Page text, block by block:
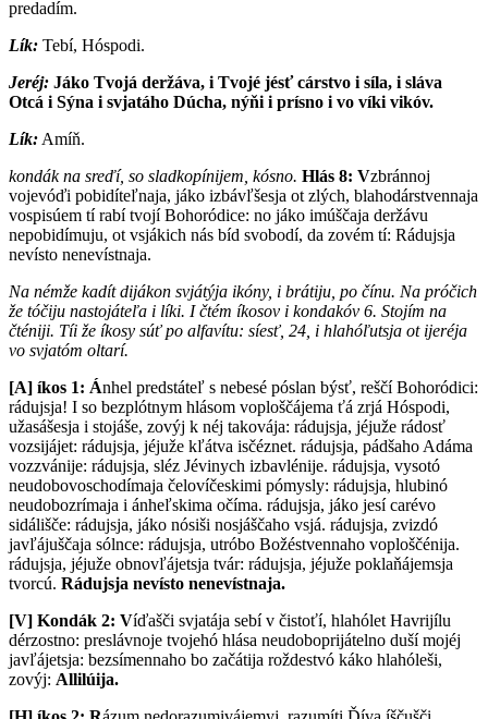
predadím.
Lík: Tebí, Hóspodi.
Jeréj: Jáko Tvojá deržáva, i Tvojé jésť cárstvo i síla, i sláva
Otcá i Sýna i svjatáho Dúcha, nýňi i prísno i vo víki vikóv.
Lík: Amíň.
kondák na sreďí, so sladkopínijem, kósno. Hlás 8: Vzbránnoj
vojevóďi pobidíteľnaja, jáko izbávľšesja ot zlých, blahodárstvennaja
vospisúem tí rabí tvojí Bohoródice: no jáko imúščaja deržávu
nepobidímuju, ot vsjákich nás bíd svobodí, da zovém tí: Rádujsja
nevísto nenevístnaja.
Na némže kadít dijákon svjátýja ikóny, i brátiju, po čínu. Na próčich
že tóčiju nastojáteľa i líki. I čtém íkosov i kondakóv 6. Stojím na
čténiji. Tíi že íkosy súť po alfavítu: síesť, 24, i hlahóľutsja ot ijeréja
vo svjatóm oltarí.
[A] íkos 1: Ánhel predstáteľ s nebesé póslan býsť, reščí Bohoródici:
rádujsja! I so bezplótnym hlásom voploščájema ťá zrjá Hóspodi,
užasášesja i stojáše, zovýj k néj takovája: rádujsja, jéjuže rádosť
vozsijájet: rádujsja, jéjuže kľátva isčéznet. rádujsja, pádšaho Adáma
vozzvánije: rádujsja, sléz Jévinych izbavlénije. rádujsja, vysotó
neudobovoschodímaja čelovíčeskimi pómysly: rádujsja, hlubinó
neudobozrímaja i ánheľskima očíma. rádujsja, jáko jesí carévo
sidálišče: rádujsja, jáko nósiši nosjáščaho vsjá. rádujsja, zvizdó
javľájuščaja sólnce: rádujsja, utróbo Božéstvennaho voploščénija.
rádujsja, jéjuže obnovľájetsja tvár: rádujsja, jéjuže poklaňájemsja
tvorcú. Rádujsja nevísto nenevístnaja.
[V] Kondák 2: Víďašči svjatája sebí v čistoťí, hlahólet Havrijílu
dérzostno: preslávnoje tvojehó hlása neudoboprijátelno duší mojéj
javľájetsja: bezsímennaho bo začátija roždestvó káko hlahóleši,
zovýj: Allilúija.